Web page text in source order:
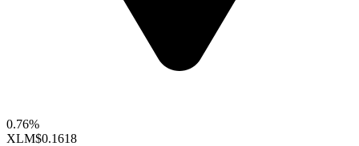
0.76%
XLM$0.1618